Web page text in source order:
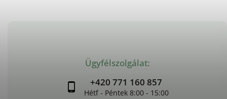
Ügyfélszolgálat:
+420 771 160 857